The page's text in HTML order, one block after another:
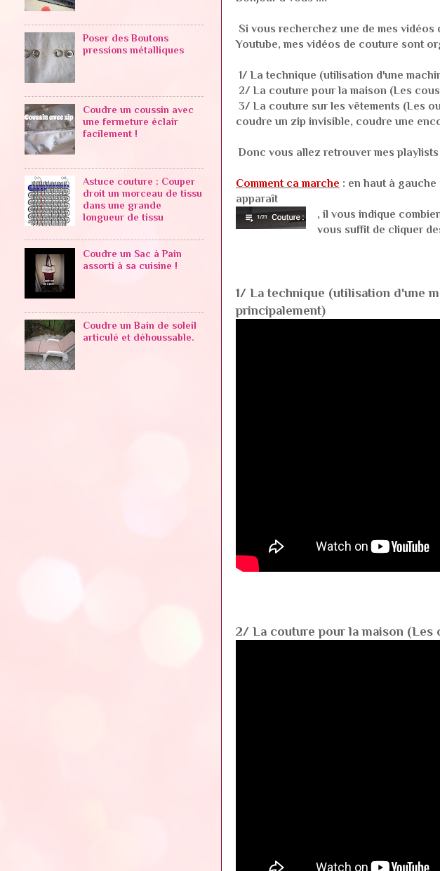
Si vous recherchez une de mes
Youtube, mes vidéos de couture sont
1/ La technique (utilisation d'une
2/ La couture pour la maison (Les
3/ La couture sur les vêtements (Les
coudre un zip invisible, coudre une
Donc vous allez retrouver mes
Comment ca marche : en haut à
apparaît
, il vous indique
vous suffit de cliquer
1/ La technique (utilisation d'une
principalement)
2/ La couture pour la maison (Les
Poser des Boutons
pressions métalliques
Coudre un coussin avec
une fermeture éclair
facilement !
Astuce couture : Couper
droit un morceau de tissu
dans une grande
longueur de tissu
Coudre un Sac à Pain
assorti à sa cuisine !
Coudre un Bain de soleil
articulé et déhoussable.